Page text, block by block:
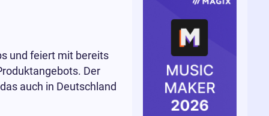
und feiert mit bereits
Der
auch in Deutschland